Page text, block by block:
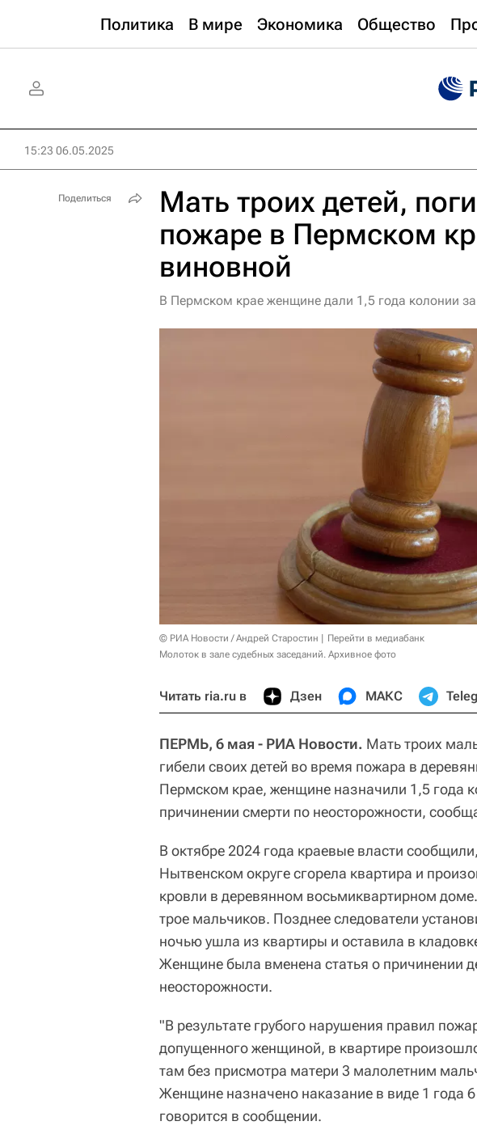
Политика В мире Экономика Общество
15:23 06.05.2025
Мать троих детей,
пожаре в Пермском
виновной
В Пермском крае женщине дали 1,5 года колонии
© РИА Новости / Андрей Старостин
Перейти в медиабанк
Молоток в зале судебных заседаний. Архивное фото
Читать ria.ru в Дзен МАКС
ПЕРМЬ, 6 мая - РИА Новости. Мать троих
гибели своих детей во время пожара в
Пермском крае, женщине назначили 1,5 года
причинении смерти по неосторожности,
В октябре 2024 года краевые власти
Нытвенском округе сгорела квартира и
кровли в деревянном восьмиквартирном
трое мальчиков. Позднее следователи
ночью ушла из квартиры и оставила в
Женщине была вменена статья о причинении
неосторожности.
"В результате грубого нарушения правил
допущенного женщиной, в квартире
там без присмотра матери 3 малолетним
Женщине назначено наказание в виде 1 года
говорится в сообщении.
Поделиться